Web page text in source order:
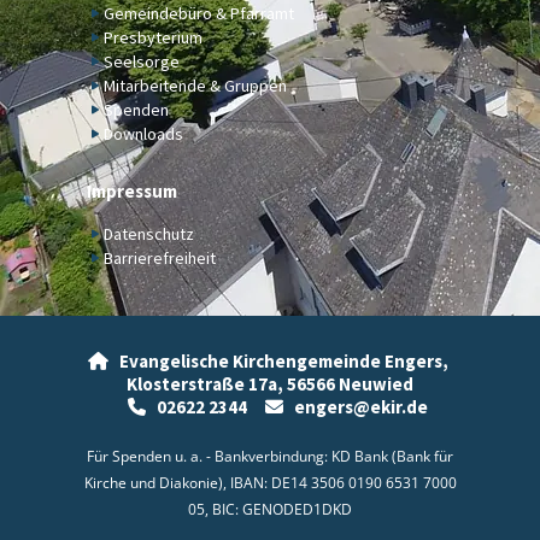
Gemeindebüro & Pfarramt
Presbyterium
Seelsorge
Mitarbeitende & Gruppen
Spenden
Downloads
Impressum
Datenschutz
Barrierefreiheit

Evangelische Kirchengemeinde Engers,
Klosterstraße 17a, 56566 Neuwied
02622 2344 engers@ekir.de
Für Spenden u. a. - Bankverbindung: KD Bank (Bank für
Kirche und Diakonie), IBAN: DE14 3506 0190 6531 7000
05, BIC: GENODED1DKD